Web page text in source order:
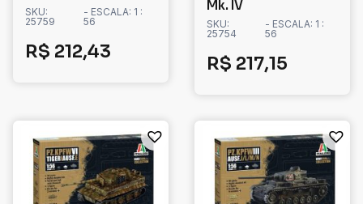
SKU:
25759
- ESCALA: 1 :
56
R$ 212,43
Mk. IV
SKU:
25754
- ESCALA: 1 :
56
R$ 217,15